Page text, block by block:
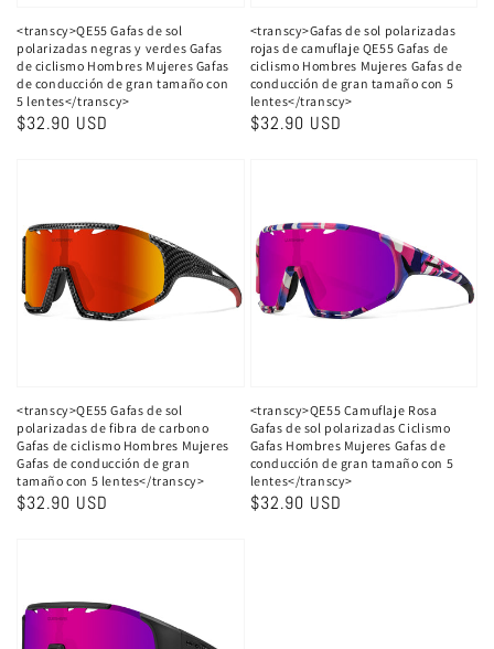
<transcy>QE55 Gafas de sol
polarizadas negras y verdes Gafas
de ciclismo Hombres Mujeres Gafas
de conducción de gran tamaño con
5 lentes</transcy>
Precio
$32.90 USD
<transcy>Gafas de sol polarizadas
rojas de camuflaje QE55 Gafas de
ciclismo Hombres Mujeres Gafas de
conducción de gran tamaño con 5
lentes</transcy>
Precio
$32.90 USD
<transcy>QE55 Gafas de sol
polarizadas de fibra de carbono
Gafas de ciclismo Hombres Mujeres
Gafas de conducción de gran
tamaño con 5 lentes</transcy>
Precio
$32.90 USD
<transcy>QE55 Camuflaje Rosa
Gafas de sol polarizadas Ciclismo
Gafas Hombres Mujeres Gafas de
conducción de gran tamaño con 5
lentes</transcy>
Precio
$32.90 USD